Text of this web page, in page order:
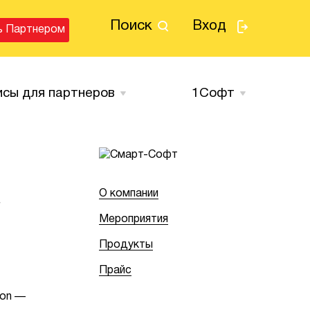
Поиск Вход
Партнером
для партнеров 1Cофт
—
О компании
Мероприятия
Продукты
Прайс